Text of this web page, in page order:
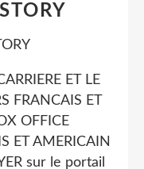
ET LE
FRANCAIS ET
OFFICE
ET AMERICAIN
sur le portail